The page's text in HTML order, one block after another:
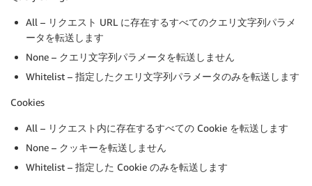
All – リクエスト URL に存在するすべてのクエリ文字列パラメ
ータを転送します
None – クエリ文字列パラメータを転送しません
Whitelist – 指定したクエリ文字列パラメータのみを転送します
Cookies
All – リクエスト内に存在するすべての Cookie を転送します
None – クッキーを転送しません
Whitelist – 指定した Cookie のみを転送します